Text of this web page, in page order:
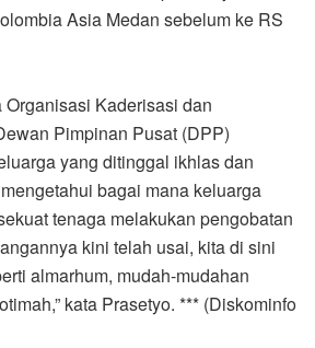
Asia Medan sebelum ke RS
Kaderisasi dan
Pimpinan Pusat (DPP)
yang ditinggal ikhlas dan
bagai mana keluarga
tenaga melakukan pengobatan
kini telah usai, kita di sini
almarhum, mudah-mudahan
kata Prasetyo. *** (Diskominfo